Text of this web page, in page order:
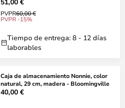
PVPR60,00 €
PVPR -15%
Tiempo de entrega: 8 - 12 días
laborables
Caja de almacenamiento Nonnie, color
natural, 29 cm, madera - Bloomingville
40,00 €